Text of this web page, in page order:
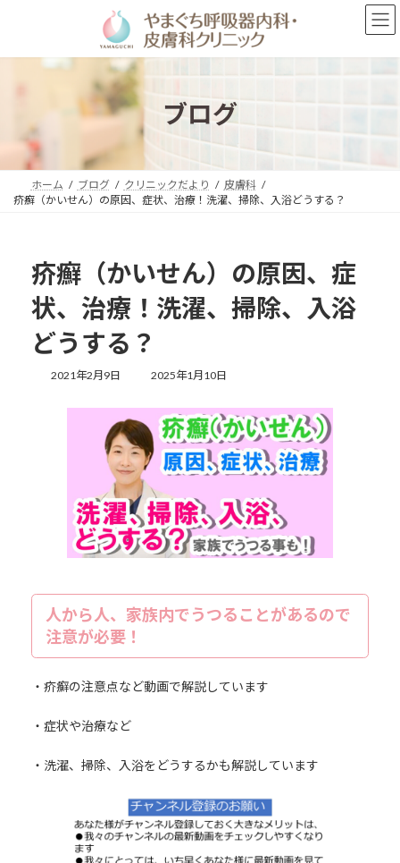
ン
プ
ー
動
ブログ
ホーム ブログ クリニックだより
皮膚科
疥癬（かいせん）の原因、症状、治療！洗濯、掃除、入浴どうする？
疥癬（かいせん）の原因、症
状、治療！洗濯、掃除、入浴
どうする？
2021年2月9日
最
更
新
日
時
2025年1月10日
人から人、家族内でうつることがあるので
注意が必要！
・疥癬の注意点など動画で解説しています
・症状や治療など
・洗濯、掃除、入浴をどうするかも解説しています